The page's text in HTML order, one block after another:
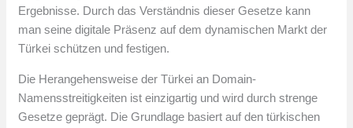
Ergebnisse. Durch das Verständnis dieser Gesetze kann
man seine digitale Präsenz auf dem dynamischen Markt der
Türkei schützen und festigen.
Die Herangehensweise der Türkei an Domain-
Namensstreitigkeiten ist einzigartig und wird durch strenge
Gesetze geprägt. Die Grundlage basiert auf den türkischen